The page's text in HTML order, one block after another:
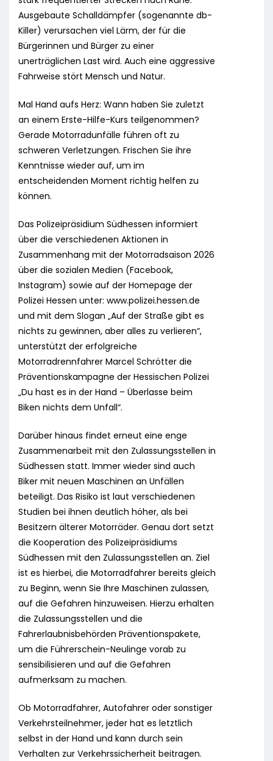
Ausgebaute Schalldämpfer (sogenannte db-
Killer) verursachen viel Lärm, der für die
Bürgerinnen und Bürger zu einer
unerträglichen Last wird. Auch eine aggressive
Fahrweise stört Mensch und Natur.
Mal Hand aufs Herz: Wann haben Sie zuletzt
an einem Erste-Hilfe-Kurs teilgenommen?
Gerade Motorradunfälle führen oft zu
schweren Verletzungen. Frischen Sie ihre
Kenntnisse wieder auf, um im
entscheidenden Moment richtig helfen zu
können.
Das Polizeipräsidium Südhessen informiert
über die verschiedenen Aktionen in
Zusammenhang mit der Motorradsaison 2026
über die sozialen Medien (Facebook,
Instagram) sowie auf der Homepage der
Polizei Hessen unter: www.polizei.hessen.de
und mit dem Slogan „Auf der Straße gibt es
nichts zu gewinnen, aber alles zu verlieren“,
unterstützt der erfolgreiche
Motorradrennfahrer Marcel Schrötter die
Präventionskampagne der Hessischen Polizei
„Du hast es in der Hand – Überlasse beim
Biken nichts dem Unfall“.
Darüber hinaus findet erneut eine enge
Zusammenarbeit mit den Zulassungsstellen in
Südhessen statt. Immer wieder sind auch
Biker mit neuen Maschinen an Unfällen
beteiligt. Das Risiko ist laut verschiedenen
Studien bei ihnen deutlich höher, als bei
Besitzern älterer Motorräder. Genau dort setzt
die Kooperation des Polizeipräsidiums
Südhessen mit den Zulassungsstellen an. Ziel
ist es hierbei, die Motorradfahrer bereits gleich
zu Beginn, wenn Sie Ihre Maschinen zulassen,
auf die Gefahren hinzuweisen. Hierzu erhalten
die Zulassungsstellen und die
Fahrerlaubnisbehörden Präventionspakete,
um die Führerschein-Neulinge vorab zu
sensibilisieren und auf die Gefahren
aufmerksam zu machen.
Ob Motorradfahrer, Autofahrer oder sonstiger
Verkehrsteilnehmer, jeder hat es letztlich
selbst in der Hand und kann durch sein
Verhalten zur Verkehrssicherheit beitragen.